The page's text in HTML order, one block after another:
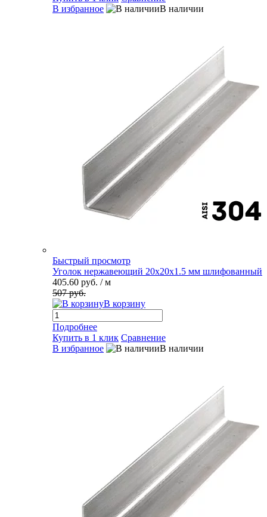
В избранное
В наличии
Быстрый просмотр
Уголок нержавеющий 20х20х1.5 мм шлифованный
405.60 руб. / м
507 руб.
В корзину
Подробнее
Купить в 1 клик Сравнение
В избранное
В наличии